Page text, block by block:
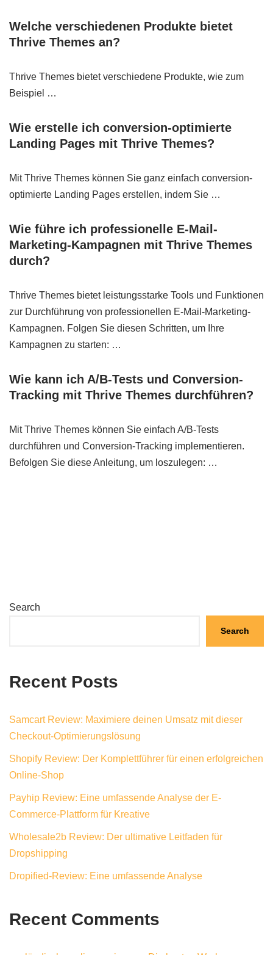
Welche verschiedenen Produkte bietet
Thrive Themes an?
Thrive Themes bietet verschiedene Produkte, wie zum
Beispiel …
Wie erstelle ich conversion-optimierte
Landing Pages mit Thrive Themes?
Mit Thrive Themes können Sie ganz einfach conversion-
optimierte Landing Pages erstellen, indem Sie …
Wie führe ich professionelle E-Mail-
Marketing-Kampagnen mit Thrive Themes
durch?
Thrive Themes bietet leistungsstarke Tools und Funktionen
zur Durchführung von professionellen E-Mail-Marketing-
Kampagnen. Folgen Sie diesen Schritten, um Ihre
Kampagnen zu starten: …
Wie kann ich A/B-Tests und Conversion-
Tracking mit Thrive Themes durchführen?
Mit Thrive Themes können Sie einfach A/B-Tests
durchführen und Conversion-Tracking implementieren.
Befolgen Sie diese Anleitung, um loszulegen: …
Search
Search
Recent Posts
Samcart Review: Maximiere deinen Umsatz mit dieser
Checkout-Optimierungslösung
Shopify Review: Der Komplettführer für einen erfolgreichen
Online-Shop
Payhip Review: Eine umfassende Analyse der E-
Commerce-Plattform für Kreative
Wholesale2b Review: Der ultimative Leitfaden für
Dropshipping
Dropified-Review: Eine umfassende Analyse
Recent Comments